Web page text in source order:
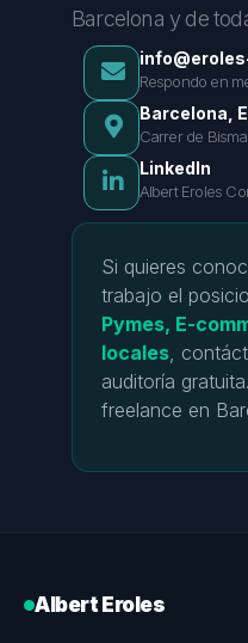
Barcelona y de
Respondo en
Barcelona,
Carrer de
LinkedIn
Albert Eroles
Si quieres
trabajo el
Pymes, E-
locales,
auditoría
freelance en
Albert Eroles